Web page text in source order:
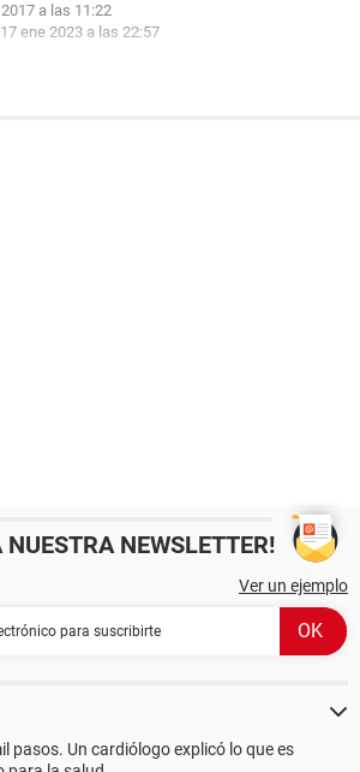
a las 11:22
17 ene 2023 a las 22:57
NUESTRA NEWSLETTER!
Ver un ejemplo
pasos. Un cardiólogo explicó lo que es